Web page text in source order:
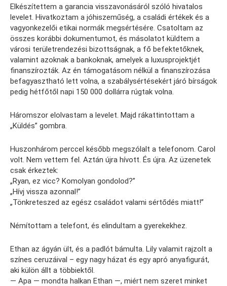
Elkészítettem a garancia visszavonásáról szóló hivatalos
levelet. Hivatkoztam a jóhiszeműség, a családi értékek és a
vagyonkezelői etikai normák megsértésére. Csatoltam az
összes korábbi dokumentumot, és másolatot küldtem a
városi területrendezési bizottságnak, a fő befektetőknek,
valamint azoknak a bankoknak, amelyek a luxusprojektjét
finanszírozták. Az én támogatásom nélkül a finanszírozása
befagyasztható lett volna, a szabálysértésekért járó bírságok
pedig hétfőtől napi 150 000 dollárra rúgtak volna.
Háromszor elolvastam a levelet. Majd rákattintottam a
„Küldés” gombra.
Huszonhárom perccel később megszólalt a telefonom. Carol
volt. Nem vettem fel. Aztán újra hívott. És újra. Az üzenetek
csak érkeztek:
„Ryan, ez vicc? Komolyan gondolod?”
„Hívj vissza azonnal!”
„Tönkreteszed az egész családot valami sértődés miatt!”
Némítottam a telefont, és elindultam a gyerekekhez.
Ethan az ágyán ült, és a padlót bámulta. Lily valamit rajzolt a
színes ceruzáival – egy nagy házat és egy apró anyafigurát,
aki külön állt a többiektől.
— Apa — mondta halkan Ethan —, miért nem szeret minket